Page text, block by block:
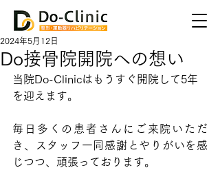
Do接骨院開院への想い
2024年5月12日
当院Do-Clinicはもうすぐ開院して5年
を迎えます。
毎日多くの患者さんにご来院いただ
き、スタッフ一同感謝とやりがいを感
じつつ、頑張っております。